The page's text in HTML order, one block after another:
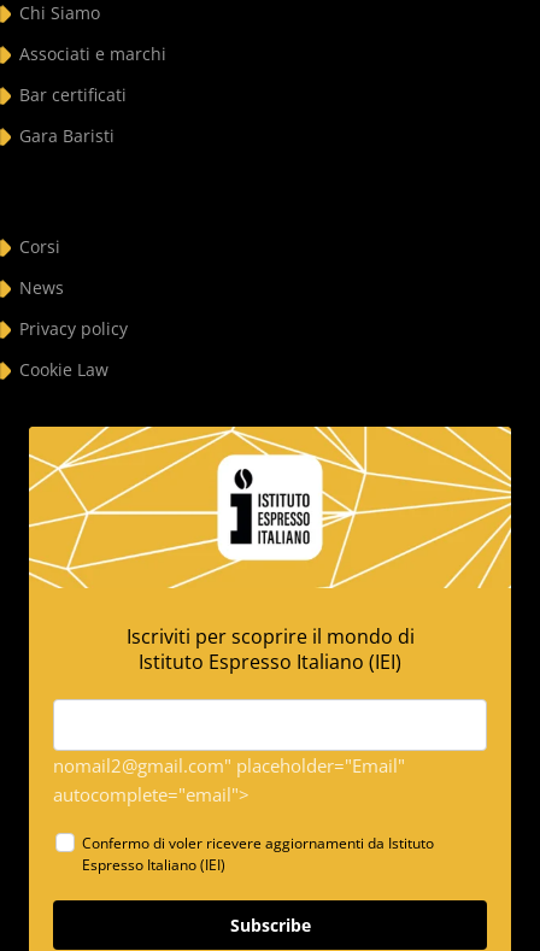
Chi Siamo
Associati e marchi
Bar certificati
Gara Baristi
Corsi
News
Privacy policy
Cookie Law
Iscriviti per scoprire il mondo di
Istituto Espresso Italiano (IEI)
nomail2@gmail.com" placeholder="Email"
autocomplete="email">
Confermo di voler ricevere aggiornamenti da Istituto
Espresso Italiano (IEI)
Subscribe